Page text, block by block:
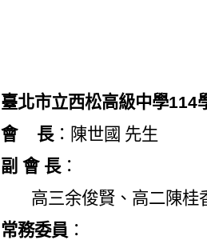
臺北市立西松高級中學114
會 長：陳世國 先生
副 會 長：
高三余俊賢、高二陳桂
常務委員 ：